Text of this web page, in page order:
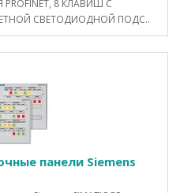
8 КЛАВИШ С
СВЕТОДИОДНОЙ ПОДС..
панели Siemens